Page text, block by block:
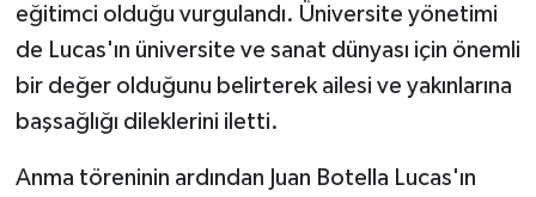
eğitimci olduğu vurgulandı. Üniversite yönetimi
de Lucas'ın üniversite ve sanat dünyası için önemli
bir değer olduğunu belirterek ailesi ve yakınlarına
başsağlığı dileklerini iletti.
Anma töreninin ardından Juan Botella Lucas'ın